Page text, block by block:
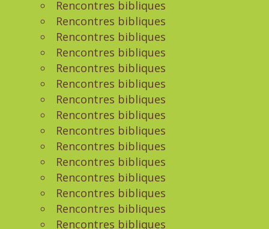
Rencontres bibliques
Rencontres bibliques
Rencontres bibliques
Rencontres bibliques
Rencontres bibliques
Rencontres bibliques
Rencontres bibliques
Rencontres bibliques
Rencontres bibliques
Rencontres bibliques
Rencontres bibliques
Rencontres bibliques
Rencontres bibliques
Rencontres bibliques
Rencontres bibliques